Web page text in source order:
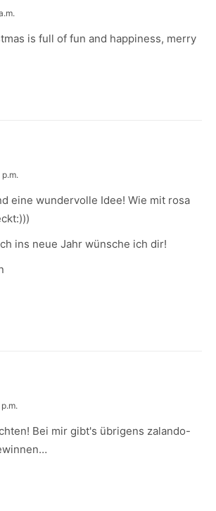
is full of fun and happiness, merry
eine wundervolle Idee! Wie mit rosa
ins neue Jahr wünsche ich dir!
Bei mir gibt's übrigens zalando-